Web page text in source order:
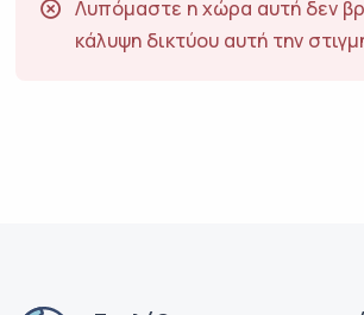
Λυπόμαστε η χώρα αυτή δεν
κάλυψη δικτύου αυτή την